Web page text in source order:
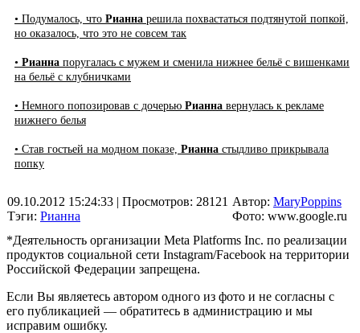
• Подумалось, что Рианна решила похвастаться подтянутой попкой,
но оказалось, что это не совсем так
• Рианна поругалась с мужем и сменила нижнее бельё с вишенками
на бельё с клубничками
• Немного попозировав с дочерью Рианна вернулась к рекламе
нижнего белья
• Став гостьей на модном показе, Рианна стыдливо прикрывала
попку
09.10.2012 15:24:33 | Просмотров: 28121
Тэги: Рианна
Автор: MaryPoppins
Фото: www.google.ru
*Деятельность организации Meta Platforms Inc. по реализации
продуктов социальной сети Instagram/Facebook на территории
Российской Федерации запрещена.
Если Вы являетесь автором одного из фото и не согласны с
его публикацией — обратитесь в администрацию и мы
исправим ошибку.